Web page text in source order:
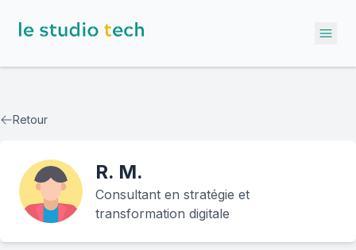
Retour
R. M.
Consultant en stratégie et
transformation digitale